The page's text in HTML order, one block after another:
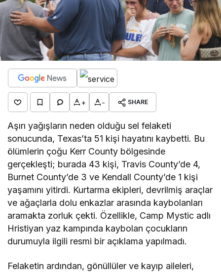
+ - SHARE
Aşırı yağışların neden olduğu sel felaketi
sonucunda, Texas’ta 51 kişi hayatını kaybetti. Bu
ölümlerin çoğu Kerr County bölgesinde
gerçekleşti; burada 43 kişi, Travis County’de 4,
Burnet County’de 3 ve Kendall County’de 1 kişi
yaşamını yitirdi. Kurtarma ekipleri, devrilmiş araçlar
ve ağaçlarla dolu enkazlar arasında kaybolanları
aramakta zorluk çekti. Özellikle, Camp Mystic adlı
Hristiyan yaz kampında kaybolan çocukların
durumuyla ilgili resmi bir açıklama yapılmadı.
Felaketin ardından, gönüllüler ve kayıp aileleri,